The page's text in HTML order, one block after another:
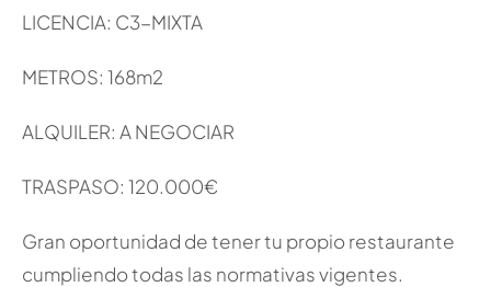
LICENCIA: C3-MIXTA
METROS: 168m2
ALQUILER: A NEGOCIAR
TRASPASO: 120.000€
Gran oportunidad de tener tu propio restaurante
cumpliendo todas las normativas vigentes.